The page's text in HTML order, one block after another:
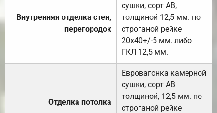
Внутренняя отделка стен,
перегородок
сушки, сорт АВ,
толщиной 12,5 мм. по
строганой рейке
20х40+/-5 мм. либо
ГКЛ 12,5 мм.
Отделка потолка
Евровагонка камерной
сушки, сорт АВ
толщиной, 12,5 мм. по
строганой рейке